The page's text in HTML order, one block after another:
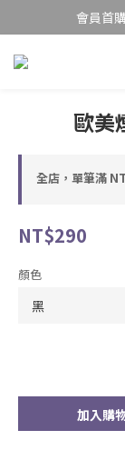
會員首
歐美
全店，單筆滿
NT$290
顏色
加入購